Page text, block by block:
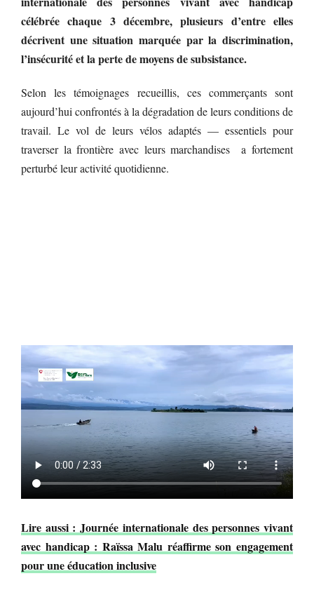
célébrée chaque 3 décembre, plusieurs d’entre elles
décrivent une situation marquée par la discrimination,
l’insécurité et la perte de moyens de subsistance.
Selon les témoignages recueillis, ces commerçants sont
aujourd’hui confrontés à la dégradation de leurs conditions de
travail. Le vol de leurs vélos adaptés — essentiels pour
traverser la frontière avec leurs marchandises a fortement
perturbé leur activité quotidienne.
Lire aussi : Journée internationale des personnes vivant
avec handicap : Raïssa Malu réaffirme son engagement
pour une éducation inclusive